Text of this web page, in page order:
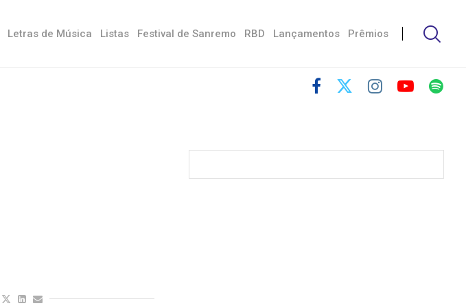
Letras de Música Listas Festival de Sanremo RBD Lançamentos Prêmios